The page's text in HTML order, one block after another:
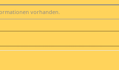
vorhanden.